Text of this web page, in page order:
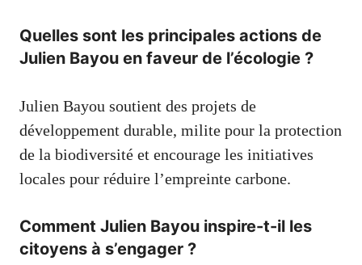
Quelles sont les principales actions de
Julien Bayou en faveur de l’écologie ?
Julien Bayou soutient des projets de
développement durable, milite pour la protection
de la biodiversité et encourage les initiatives
locales pour réduire l’empreinte carbone.
Comment Julien Bayou inspire-t-il les
citoyens à s’engager ?